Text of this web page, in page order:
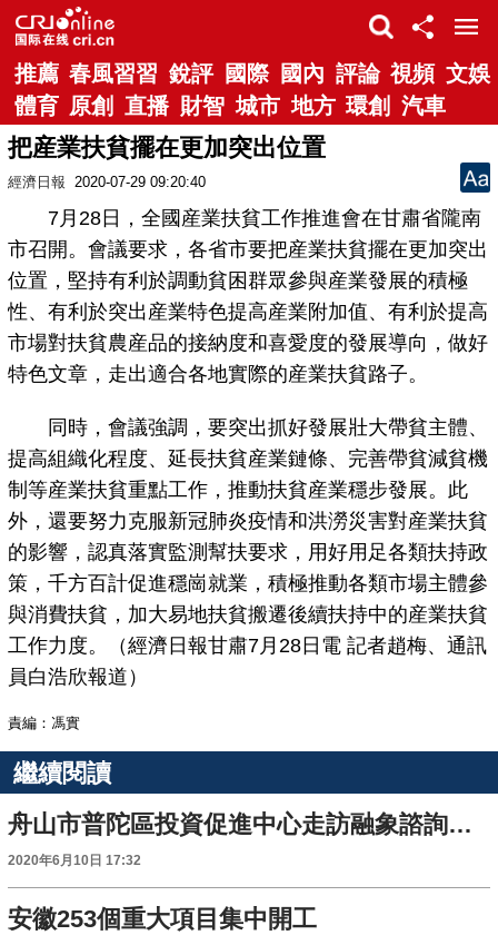
推薦 春風習習 銳評 國際 國內 評論 視頻 文娛
體育 原創 直播 財智 城市 地方 環創 汽車
把産業扶貧擺在更加突出位置
經濟日報 2020-07-29 09:20:40
7月28日，全國産業扶貧工作推進會在甘肅省隴南
市召開。會議要求，各省市要把産業扶貧擺在更加突出
位置，堅持有利於調動貧困群眾參與産業發展的積極
性、有利於突出産業特色提高産業附加值、有利於提高
市場對扶貧農産品的接納度和喜愛度的發展導向，做好
特色文章，走出適合各地實際的産業扶貧路子。
同時，會議強調，要突出抓好發展壯大帶貧主體、
提高組織化程度、延長扶貧産業鏈條、完善帶貧減貧機
制等産業扶貧重點工作，推動扶貧産業穩步發展。此
外，還要努力克服新冠肺炎疫情和洪澇災害對産業扶貧
的影響，認真落實監測幫扶要求，用好用足各類扶持政
策，千方百計促進穩崗就業，積極推動各類市場主體參
與消費扶貧，加大易地扶貧搬遷後續扶持中的産業扶貧
工作力度。（經濟日報甘肅7月28日電 記者趙梅、通訊
員白浩欣報道）
責編：馮實
繼續閱讀
舟山市普陀區投資促進中心走訪融象諮詢並進行座談交流
2020年6月10日 17:32
安徽253個重大項目集中開工